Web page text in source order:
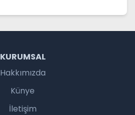
KURUMSAL
Hakkımızda
Künye
İletişim